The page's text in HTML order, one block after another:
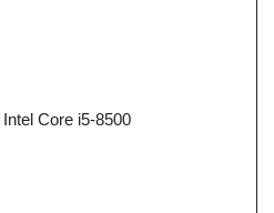
Intel Core i5-8500